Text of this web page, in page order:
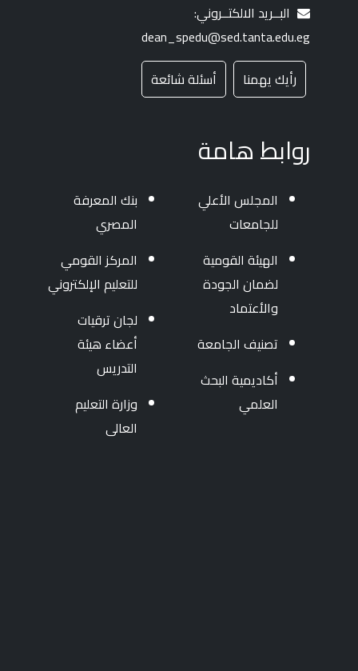
البــريد الالكتــروني:
dean_spedu@sed.tanta.edu.eg
رأيك يهمنا
أسئلة شائعة
روابط هامة
المجلس الأعلي
للجامعات
الهيئة القومية
لضمان الجودة
والأعتماد
تصنيف الجامعة
أكاديمية البحث
العلمي
بنك المعرفة
المصري
المركز القومي
للتعليم الإلكتروني
لجان ترقيات
أعضاء هيئة
التدريس
وزارة التعليم
العالى